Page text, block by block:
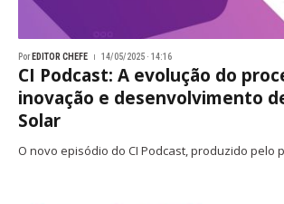
Por EDITOR CHEFE 14/05/2025 · 14:16
CI Podcast: A evolução do
inovação e desenvolvimento
Solar
O novo episódio do CI Podcast, produzido pelo